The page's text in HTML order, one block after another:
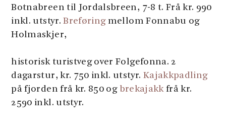
Botnabreen til Jordalsbreen, 7-8 t. Frå kr. 990
inkl. utstyr.Breføring mellom Fonnabu og
Holmaskjer,
historisk turistveg over Folgefonna. 2
dagarstur, kr. 750 inkl. utstyr. Kajakkpadling
på fjorden frå kr. 850 og brekajakk frå kr.
2590 inkl. utstyr.